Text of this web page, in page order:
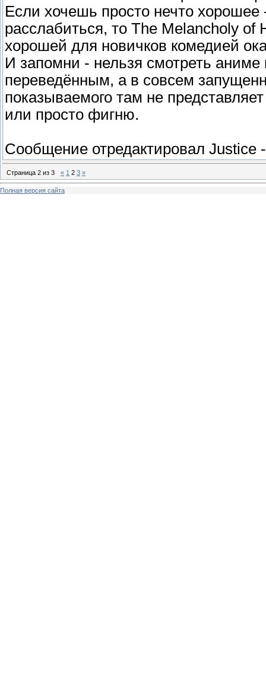
Если хочешь просто нечто хорошее
расслабиться, то The Melancholy
хорошей для новичков комедией
И запомни - нельзя смотреть
переведённым, а в совсем
показываемого там не
или просто фигню.
Сообщение отредактировал Justice
Страница 2 из 3 « 1 2 3 »
Полная версия сайта